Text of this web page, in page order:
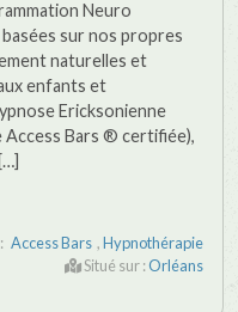
Neuro
sur nos propres
naturelles et
enfants et
Ericksonienne
Access Bars ® certifiée),
Access Bars ,Hypnothérapie
Situé sur :Orléans